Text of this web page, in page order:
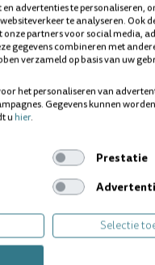
van het product
met de GUM® SONIC
Sonic /GUM® SONIC
ultra zachte poetservaring
bi-level borstelharen die
extra diepe reiniging
tandplak 88% dieper in
platte
vervangbaar om plastic
over dit product?
advertenties te personaliseren,
te analyseren. Ook
onze partners voor social media,
gegevens combineren met
verzameld op basis van uw
het personaliseren van
Gegevens kunnen
uhier.
Prestatie
Selectie